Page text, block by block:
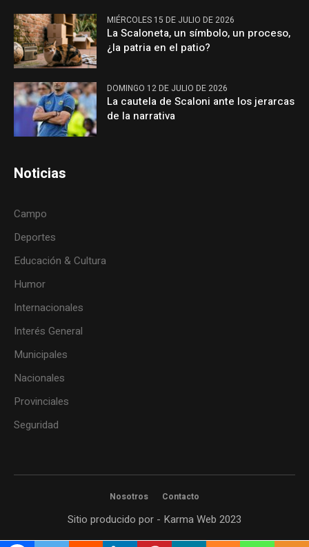
MIÉRCOLES 15 DE JULIO DE 2026
La Scaloneta, un símbolo, un proceso,
¿la patria en el patio?
DOMINGO 12 DE JULIO DE 2026
La cautela de Scaloni ante los jerarcas
de la narrativa
Noticias
Campo
Deportes
Educación & Cultura
Humor
Internacionales
Interés General
Municipales
Nacionales
Provinciales
Seguridad
Nosotros Contacto
Sitio producido por - Karma Web 2023